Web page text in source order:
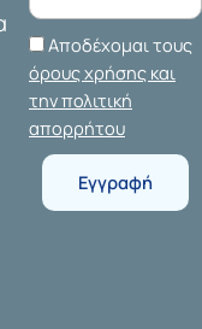
Αποδέχομαι τους
όρους χρήσης και
την πολιτική
απορρήτου
Εγγραφή